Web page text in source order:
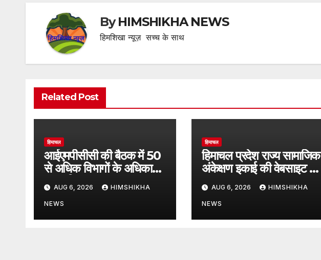
ByHIMSHIKHA NEWS
हिमशिखा न्यूज़ सच्च के साथ
Related Post
हिमाचल
आईएमपीसीसी की बैठक में 50
से अधिक विभागों के अधिकारी
हुए शामिल
AUG 6, 2026 HIMSHIKHA
NEWS
हिमाचल
हिमाचल प्रदेश राज्य सामाजिक
अंकेक्षण इकाई की वेबसाइट का
शुभारम्भ
AUG 6, 2026 HIMSHIKHA
NEWS